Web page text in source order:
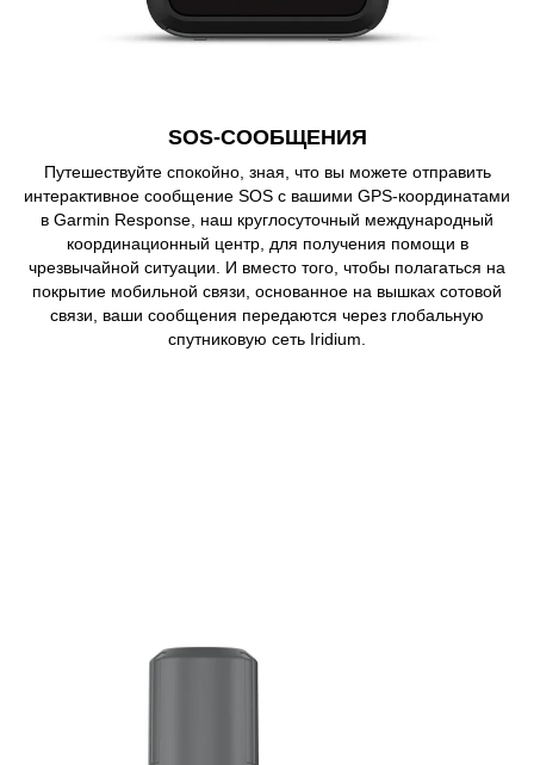
SOS-СООБЩЕНИЯ
Путешествуйте спокойно, зная, что вы можете отправить
интерактивное сообщение SOS с вашими GPS-координатами
в Garmin Response, наш круглосуточный международный
координационный центр, для получения помощи в
чрезвычайной ситуации. И вместо того, чтобы полагаться на
покрытие мобильной связи, основанное на вышках сотовой
связи, ваши сообщения передаются через глобальную
спутниковую сеть Iridium.